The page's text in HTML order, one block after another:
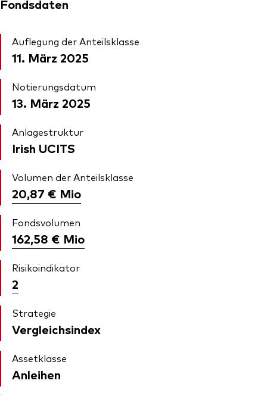
Fondsdaten
Auflegung der Anteilsklasse
11. März 2025
Notierungsdatum
13. März 2025
Anlagestruktur
Irish UCITS
Volumen der Anteilsklasse
20,87 € Mio
Fondsvolumen
162,58 € Mio
Risikoindikator
2
Strategie
Vergleichsindex
Assetklasse
Anleihen